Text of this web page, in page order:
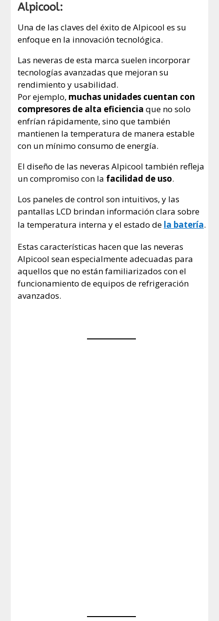
Alpicool:
Una de las claves del éxito de Alpicool es su
enfoque en la innovación tecnológica.
Las neveras de esta marca suelen incorporar
tecnologías avanzadas que mejoran su
rendimiento y usabilidad.
Por ejemplo, muchas unidades cuentan con
compresores de alta eficiencia que no solo
enfrían rápidamente, sino que también
mantienen la temperatura de manera estable
con un mínimo consumo de energía.
El diseño de las neveras Alpicool también refleja
un compromiso con la facilidad de uso.
Los paneles de control son intuitivos, y las
pantallas LCD brindan información clara sobre
la temperatura interna y el estado de la batería.
Estas características hacen que las neveras
Alpicool sean especialmente adecuadas para
aquellos que no están familiarizados con el
funcionamiento de equipos de refrigeración
avanzados.